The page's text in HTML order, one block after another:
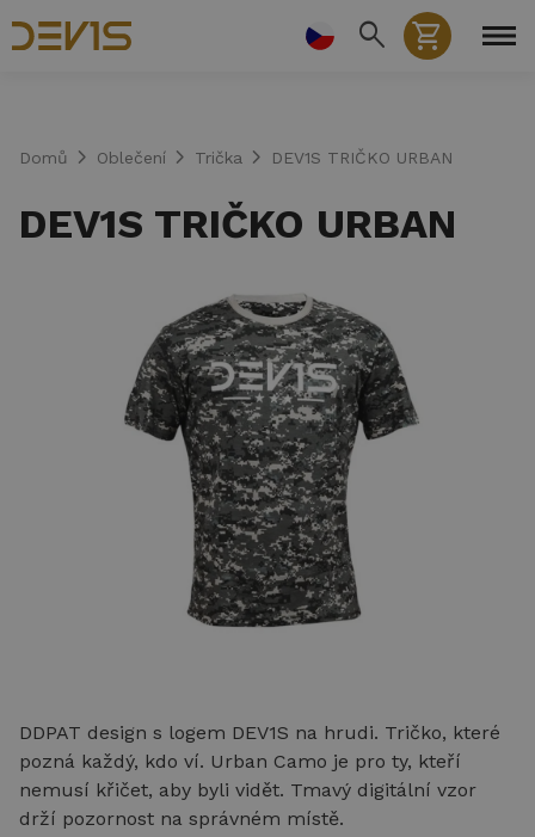
search shopping_cart
Domů chevron_right Oblečení chevron_right Trička chevron_right DEV1S TRIČKO URBAN
DEV1S TRIČKO URBAN
DDPAT design s logem DEV1S na hrudi. Tričko, které
pozná každý, kdo ví. Urban Camo je pro ty, kteří
nemusí křičet, aby byli vidět. Tmavý digitální vzor
drží pozornost na správném místě.